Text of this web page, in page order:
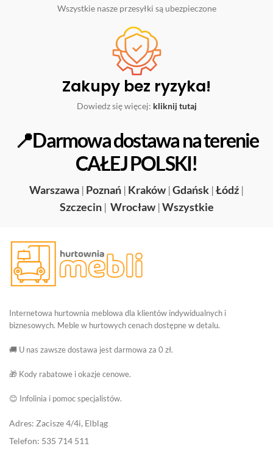
Wszystkie nasze przesyłki są ubezpieczone
Zakupy bez ryzyka!
Dowiedz się więcej: kliknij tutaj
📍Darmowa dostawa na terenie
CAŁEJ POLSKI!
Warszawa | Poznań | Kraków |Gdańsk |Łódź |
Szczecin | Wrocław |Wszystkie
Internetowa hurtownia meblowa dla klientów indywidualnych i
biznesowych. Meble w hurtowych cenach dostępne w detalu.
🚚 U nas zawsze dostawa jest darmowa za 0 zł.
🎁 Kody rabatowe i okazje cenowe.
😊 Infolinia i pomoc specjalistów.
Adres: Zacisze 4/4i, Elbląg
Telefon: 535 714 511